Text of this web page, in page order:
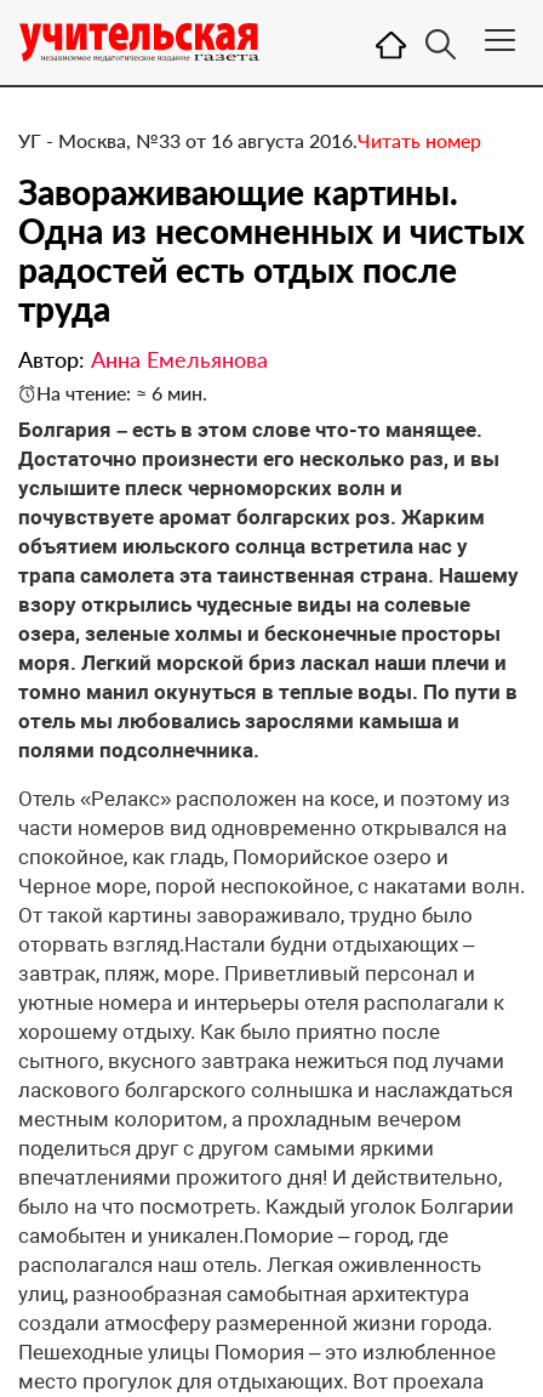
УГ - Москва, №33 от 16 августа 2016.Читать номер
Завораживающие картины.
Одна из несомненных и чистых
радостей есть отдых после
труда
Автор: Анна Емельянова
На чтение: ≈ 6 мин.
​Болгария – есть в этом слове что-то манящее.
Достаточно произнести его несколько раз, и вы
услышите плеск черноморских волн и
почувствуете аромат болгарских роз. Жарким
объятием июльского солнца встретила нас у
трапа самолета эта таинственная страна. Нашему
взору открылись чудесные виды на солевые
озера, зеленые холмы и бесконечные просторы
моря. Легкий морской бриз ласкал наши плечи и
томно манил окунуться в теплые воды. По пути в
отель мы любовались зарослями камыша и
полями подсолнечника.
Отель «Релакс» расположен на косе, и поэтому из
части номеров вид одновременно открывался на
спокойное, как гладь, Поморийское озеро и
Черное море, порой неспокойное, с накатами волн.
От такой картины завораживало, трудно было
оторвать взгляд.Настали будни отдыхающих –
завтрак, пляж, море. Приветливый персонал и
уютные номера и интерьеры отеля располагали к
хорошему отдыху. Как было приятно после
сытного, вкусного завтрака нежиться под лучами
ласкового болгарского солнышка и наслаждаться
местным колоритом, а прохладным вечером
поделиться друг с другом самыми яркими
впечатлениями прожитого дня! И действительно,
было на что посмотреть. Каждый уголок Болгарии
самобытен и уникален.Поморие – город, где
располагался наш отель. Легкая оживленность
улиц, разнообразная самобытная архитектура
создали атмосферу размеренной жизни города.
Пешеходные улицы Помория – это излюбленное
место прогулок для отдыхающих. Вот проехала